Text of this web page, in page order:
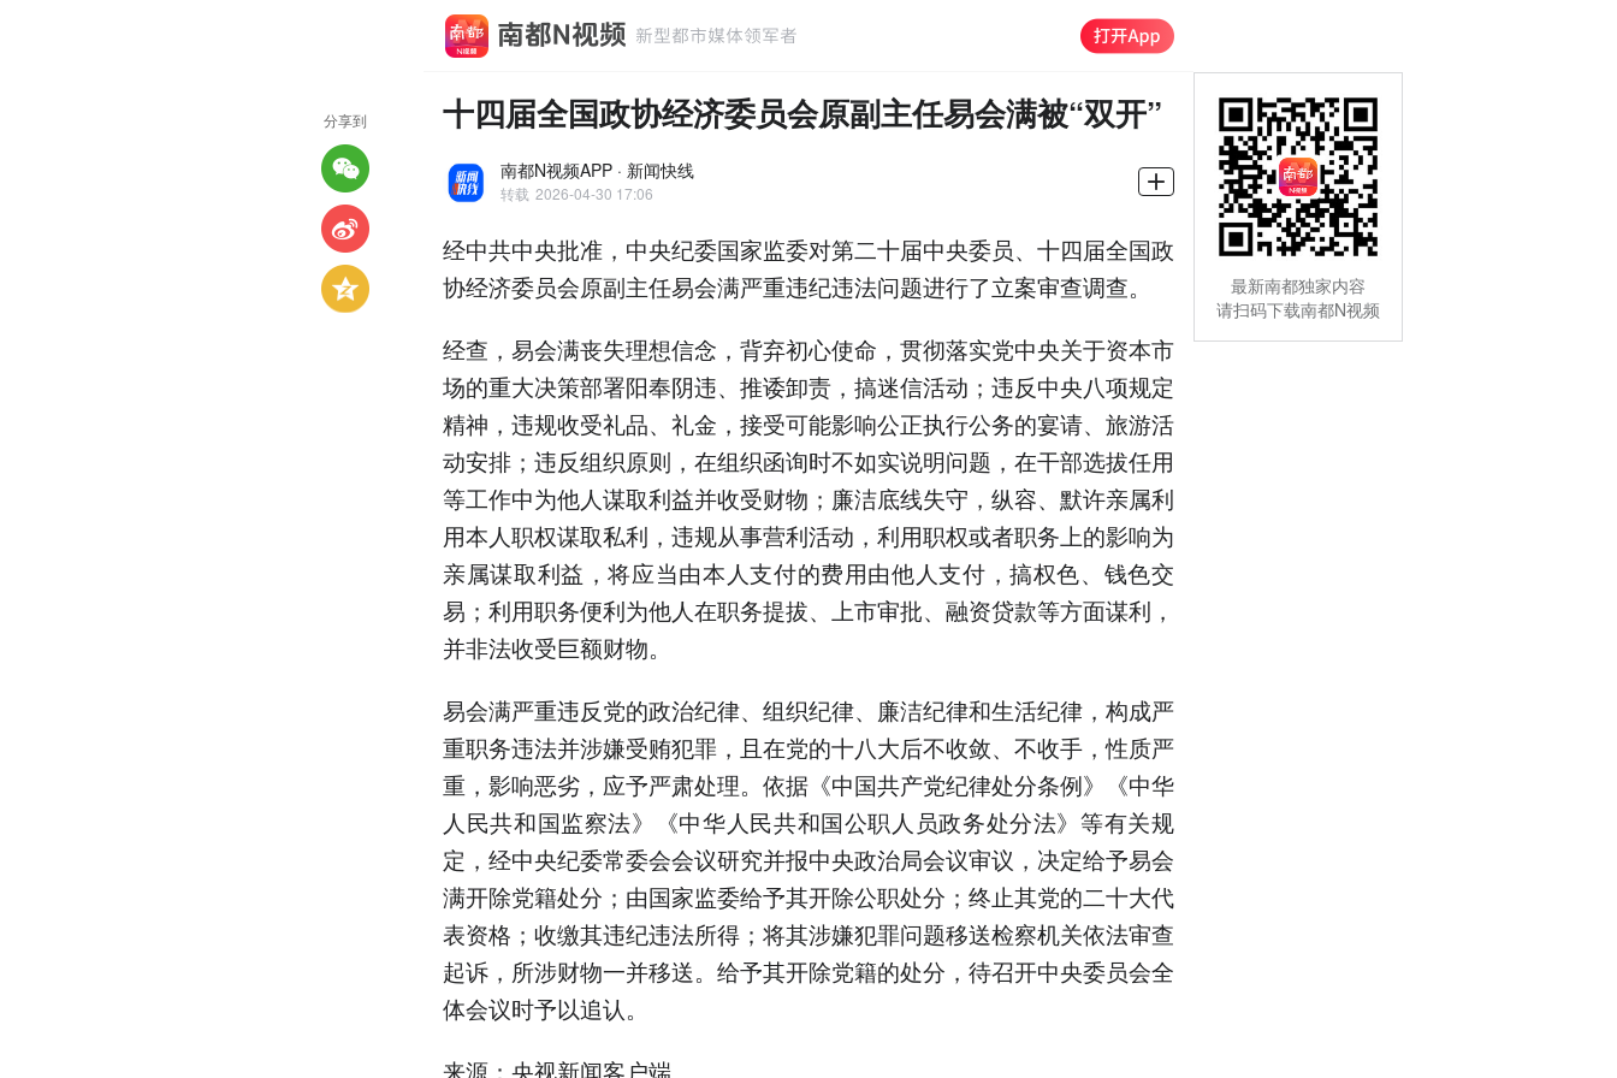
十四届全国政协经济委员会原副主任易会满被“双开”
南都N视频APP · 新闻快线
转载 2026-04-30 17:06
经中共中央批准，中央纪委国家监委对第二十届中央委员、十四届全国政
协经济委员会原副主任易会满严重违纪违法问题进行了立案审查调查。
经查，易会满丧失理想信念，背弃初心使命，贯彻落实党中央关于资本市
场的重大决策部署阳奉阴违、推诿卸责，搞迷信活动；违反中央八项规定
精神，违规收受礼品、礼金，接受可能影响公正执行公务的宴请、旅游活
动安排；违反组织原则，在组织函询时不如实说明问题，在干部选拔任用
等工作中为他人谋取利益并收受财物；廉洁底线失守，纵容、默许亲属利
用本人职权谋取私利，违规从事营利活动，利用职权或者职务上的影响为
亲属谋取利益，将应当由本人支付的费用由他人支付，搞权色、钱色交
易；利用职务便利为他人在职务提拔、上市审批、融资贷款等方面谋利，
并非法收受巨额财物。
易会满严重违反党的政治纪律、组织纪律、廉洁纪律和生活纪律，构成严
重职务违法并涉嫌受贿犯罪，且在党的十八大后不收敛、不收手，性质严
重，影响恶劣，应予严肃处理。依据《中国共产党纪律处分条例》《中华
人民共和国监察法》《中华人民共和国公职人员政务处分法》等有关规
定，经中央纪委常委会会议研究并报中央政治局会议审议，决定给予易会
满开除党籍处分；由国家监委给予其开除公职处分；终止其党的二十大代
表资格；收缴其违纪违法所得；将其涉嫌犯罪问题移送检察机关依法审查
起诉，所涉财物一并移送。给予其开除党籍的处分，待召开中央委员会全
体会议时予以追认。
来源：央视新闻客户端
分享到
最新南都独家内容
请扫码下载南都N视频